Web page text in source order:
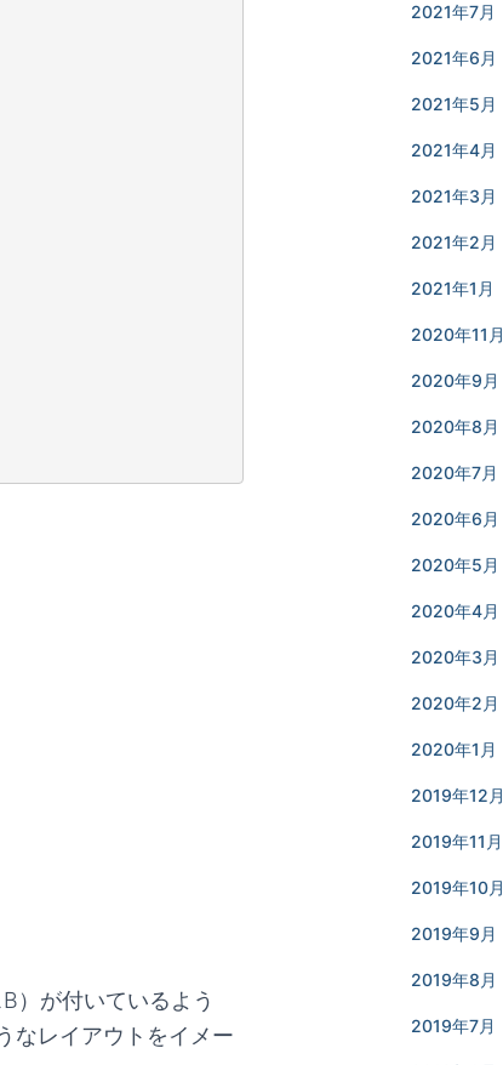
）が付いているよう
なレイアウトをイメー
2021年7月
2021年6月
2021年5月
2021年4月
2021年3月
2021年2月
2021年1月
2020年11月
2020年9月
2020年8月
2020年7月
2020年6月
2020年5月
2020年4月
2020年3月
2020年2月
2020年1月
2019年12月
2019年11月
2019年10月
2019年9月
2019年8月
2019年7月